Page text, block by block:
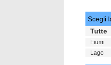
Scegli
Tutte
Fiumi
Lago